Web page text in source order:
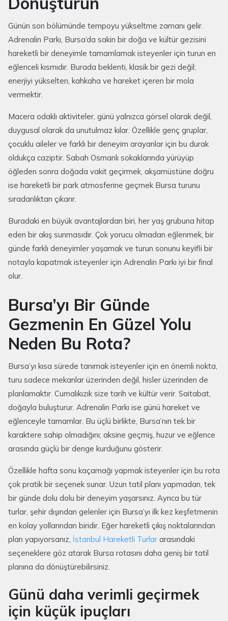
Günün son bölümünde tempoyu yükseltme zamanı gelir.
Adrenalin Parkı, Bursa’da sakin bir doğa ve kültür gezisini
hareketli bir deneyimle tamamlamak isteyenler için turun en
eğlenceli kısmıdır. Burada beklenti, klasik bir gezi değil;
enerjiyi yükselten, kahkaha ve hareket içeren bir mola
vermektir.
Macera odaklı aktiviteler, günü yalnızca görsel olarak değil,
duygusal olarak da unutulmaz kılar. Özellikle genç gruplar,
çocuklu aileler ve farklı bir deneyim arayanlar için bu durak
oldukça caziptir. Sabah Osmanlı sokaklarında yürüyüp
öğleden sonra doğada vakit geçirmek, akşamüstüne doğru
ise hareketli bir park atmosferine geçmek Bursa turunu
sıradanlıktan çıkarır.
Buradaki en büyük avantajlardan biri, her yaş grubuna hitap
eden bir akış sunmasıdır. Çok yorucu olmadan eğlenmek, bir
günde farklı deneyimler yaşamak ve turun sonunu keyifli bir
notayla kapatmak isteyenler için Adrenalin Parkı iyi bir final
olur.
Bursa’yı Bir Günde
Gezmenin En Güzel Yolu
Neden Bu Rota?
Bursa’yı kısa sürede tanımak isteyenler için en önemli nokta,
turu sadece mekanlar üzerinden değil, hisler üzerinden de
planlamaktır. Cumalıkızık size tarih ve kültür verir. Saitabat,
doğayla buluşturur. Adrenalin Parkı ise günü hareket ve
eğlenceyle tamamlar. Bu üçlü birlikte, Bursa’nın tek bir
karaktere sahip olmadığını; aksine geçmiş, huzur ve eğlence
arasında güçlü bir denge kurduğunu gösterir.
Özellikle hafta sonu kaçamağı yapmak isteyenler için bu rota
çok pratik bir seçenek sunar. Uzun tatil planı yapmadan, tek
bir günde dolu dolu bir deneyim yaşarsınız. Ayrıca bu tür
turlar, şehir dışından gelenler için Bursa’yı ilk kez keşfetmenin
en kolay yollarından biridir. Eğer hareketli çıkış noktalarından
plan yapıyorsanız, İstanbul Hareketli Turlar arasındaki
seçeneklere göz atarak Bursa rotasını daha geniş bir tatil
planına da dönüştürebilirsiniz.
Günü daha verimli geçirmek
için küçük ipuçları